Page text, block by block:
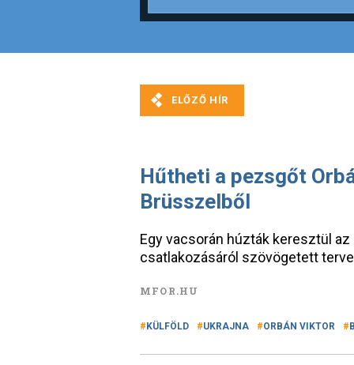
Hűtheti a pezsgőt
Brüsszelből
Egy vacsorán húzták keresztül
csatlakozásáról szövögetett
MFOR.HU
KÜLFÖLD UKRAJNA ORBÁN VIKTOR